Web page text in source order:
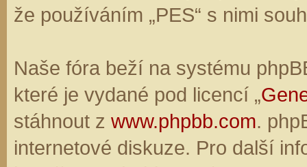
že používáním „PES“ s nimi
Naše fóra beží na systému
které je vydané pod licencí „
stáhnout z www.phpbb.com.
internetové diskuze. Pro další